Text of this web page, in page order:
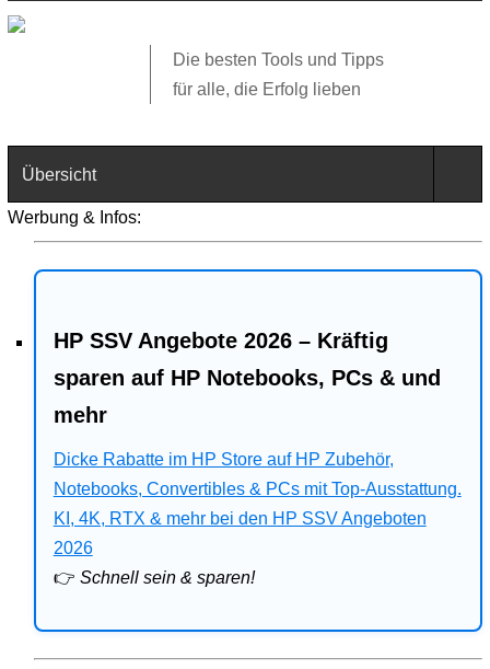
Die besten Tools und Tipps
für alle, die Erfolg lieben
Übersicht
Technik
Web
Business
Angebote
Bitdefender
Ratgeber
Werbung & Infos:
HP SSV Angebote 2026 – Kräftig
sparen auf HP Notebooks, PCs & und
mehr
Dicke Rabatte im HP Store auf HP Zubehör,
Notebooks, Convertibles & PCs mit Top-Ausstattung.
KI, 4K, RTX & mehr bei den HP SSV Angeboten
2026
👉 Schnell sein & sparen!